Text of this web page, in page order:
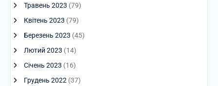
Травень 2023 (79)
Квітень 2023 (79)
Березень 2023 (45)
Лютий 2023 (14)
Січень 2023 (16)
Грудень 2022 (37)